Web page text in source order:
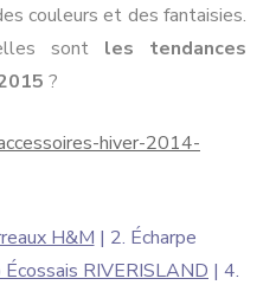
couleurs et des fantaisies.
sont les tendances
?
H&M | 2. Écharpe
Écossais RIVERISLAND | 4.